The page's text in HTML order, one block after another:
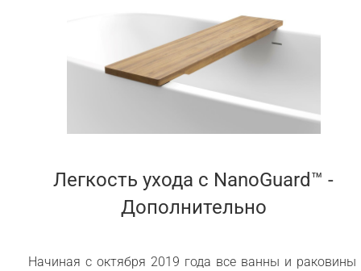
Легкость ухода c NanoGuard™ -
Дополнительно
Начиная с октября 2019 года все ванны и раковины